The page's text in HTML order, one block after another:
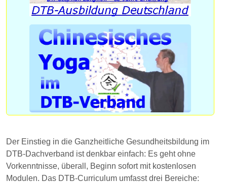
Der Einstieg in die Ganzheitliche Gesundheitsbildung im
DTB-Dachverband ist denkbar einfach: Es geht ohne
Vorkenntnisse, überall, Beginn sofort mit kostenlosen
Modulen. Das DTB-Curriculum umfasst drei Bereiche: